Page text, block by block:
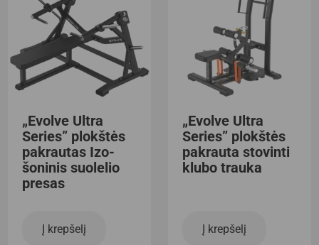
„Evolve Ultra
Series” plokštės
pakrautas Izo-
šoninis suolelio
presas
Į krepšelį
„Evolve Ultra
Series” plokštės
pakrauta stovinti
klubo trauka
Į krepšelį